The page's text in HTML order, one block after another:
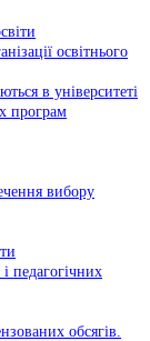
освітнього
в університеті
програм
вибору
педагогічних
oбсягів.